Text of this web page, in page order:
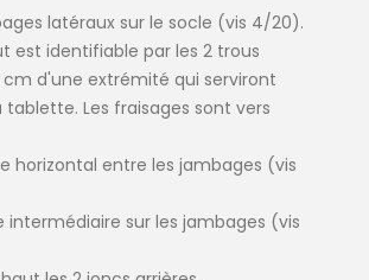
latéraux sur le socle (vis 4/20).
est identifiable par les 2 trous
d'une extrémité qui serviront
Les fraisages sont vers
horizontal entre les jambages (vis
intermédiaire sur les jambages (vis